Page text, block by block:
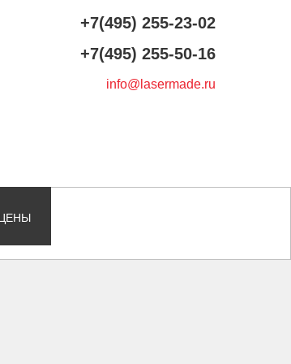
+7(495) 255-23-02
+7(495) 255-50-16
info@lasermade.ru